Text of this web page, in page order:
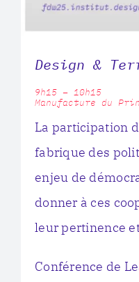
Design &
9h15 – 10h15
Manufacture du
La participation
fabrique des
enjeu de
donner à ces
leur pertinence
Conférence de